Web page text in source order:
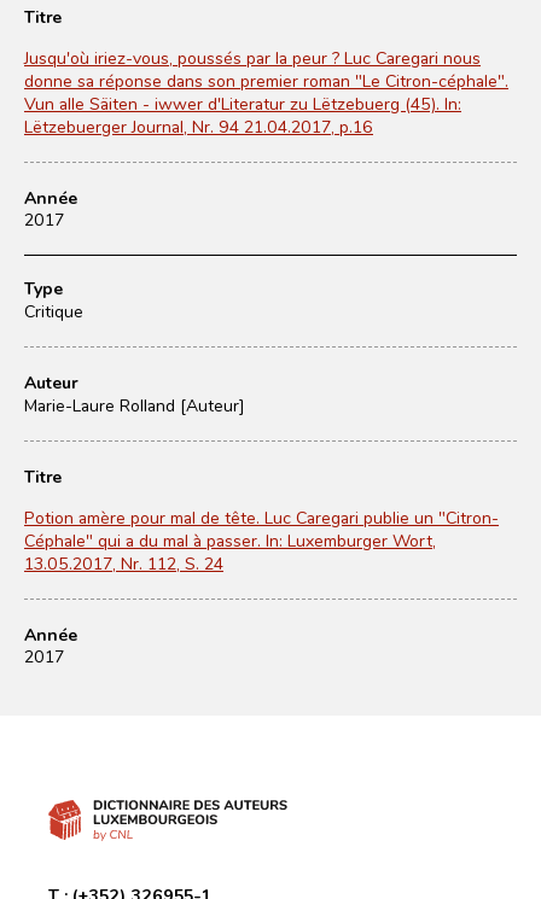
Titre
Jusqu'où iriez-vous, poussés par la peur ? Luc Caregari nous
donne sa réponse dans son premier roman "Le Citron-céphale".
Vun alle Säiten - iwwer d'Literatur zu Lëtzebuerg (45). In:
Lëtzebuerger Journal, Nr. 94 21.04.2017, p.16
Année
2017
Type
Critique
Auteur
Marie-Laure Rolland [Auteur]
Titre
Potion amère pour mal de tête. Luc Caregari publie un "Citron-
Céphale" qui a du mal à passer. In: Luxemburger Wort,
13.05.2017, Nr. 112, S. 24
Année
2017